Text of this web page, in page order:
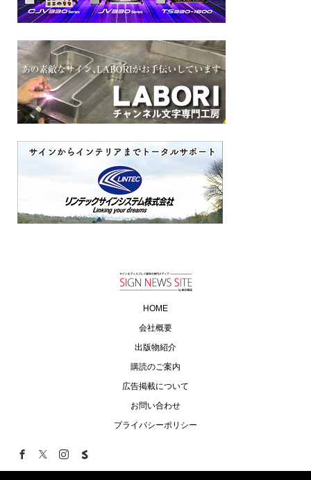
HOME
会社概要
出版物紹介
購読のご案内
広告掲載について
お問い合わせ
プライバシーポリシー